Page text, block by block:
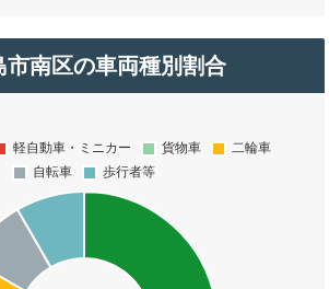
市南区の車両種別割合